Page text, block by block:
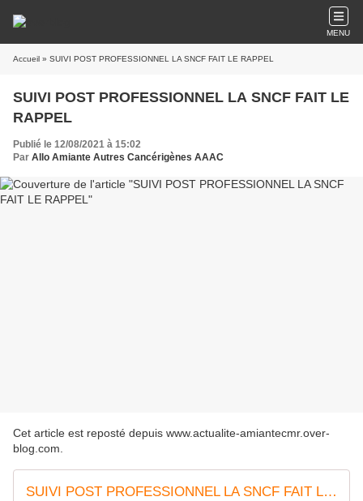
MENU
Accueil » SUIVI POST PROFESSIONNEL LA SNCF FAIT LE RAPPEL
SUIVI POST PROFESSIONNEL LA SNCF FAIT LE
RAPPEL
Publié le 12/08/2021 à 15:02
Par Allo Amiante Autres Cancérigènes AAAC
Cet article est reposté depuis www.actualite-amiantecmr.over-
blog.com
SUIVI POST PROFESSIONNEL LA SNCF FAIT LE RAPPEL